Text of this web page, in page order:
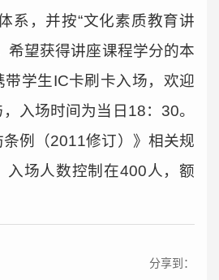
系，并按“文化素质教育讲
希望获得讲座课程学分的本
学生IC卡刷卡入场，欢迎
入场时间为当日18：30。
例（2011修订）》相关规
入场人数控制在400人，额
分享到：